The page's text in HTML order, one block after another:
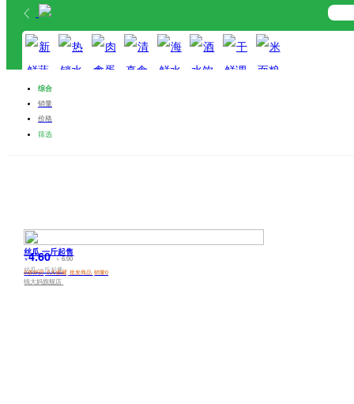
新鲜蔬菜
首页
分类
购物车
我的
综合
销量
价格
筛选
丝瓜 一斤起售
丝瓜 一斤起售
￥4.60 ￥6.00
0条评价 0人收藏 批发商品 销量0
钱大妈旗舰店